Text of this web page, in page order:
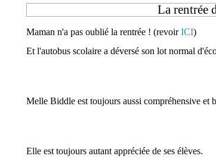
La rentrée
Maman n'a pas oublié la rentrée ! (revoirICI)
Et l'autobus scolaire a déversé son lot normal
Melle Biddle est toujours aussi compréhensive et
Elle est toujours autant appréciée de ses élèves.